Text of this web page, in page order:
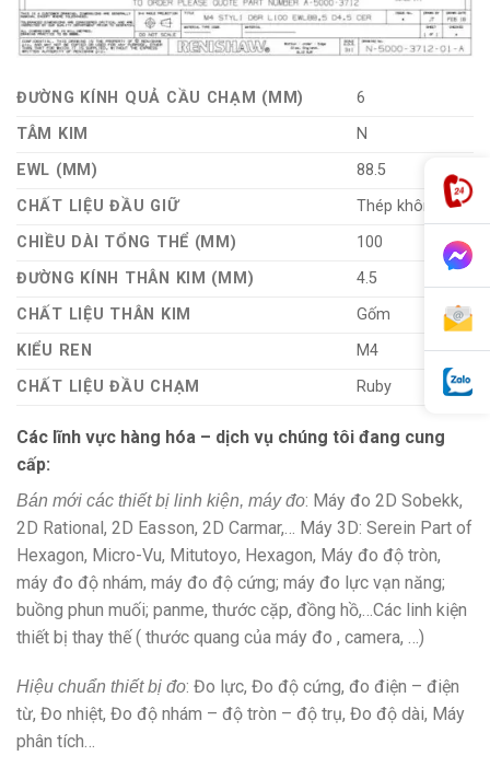
ĐƯỜNG KÍNH QUẢ CẦU CHẠM (MM)
6
TÂM KIM
N
EWL (MM)
88.5
CHẤT LIỆU ĐẦU GIỮ
Thép không gỉ
CHIỀU DÀI TỔNG THỂ (MM)
100
ĐƯỜNG KÍNH THÂN KIM (MM)
4.5
CHẤT LIỆU THÂN KIM
Gốm
KIỂU REN
M4
CHẤT LIỆU ĐẦU CHẠM
Ruby
Các lĩnh vực hàng hóa – dịch vụ chúng tôi đang cung
cấp:
Bán mới các thiết bị linh kiện, máy đo: Máy đo 2D Sobekk,
2D Rational, 2D Easson, 2D Carmar,… Máy 3D: Serein Part of
Hexagon, Micro-Vu, Mitutoyo, Hexagon, Máy đo độ tròn,
máy đo độ nhám, máy đo độ cứng; máy đo lực vạn năng;
buồng phun muối; panme, thước cặp, đồng hồ,…Các linh kiện
thiết bị thay thế ( thước quang của máy đo , camera, …)
Hiệu chuẩn thiết bị đo: Đo lực, Đo độ cứng, đo điện – điện
từ, Đo nhiệt, Đo độ nhám – độ tròn – độ trụ, Đo độ dài, Máy
phân tích…